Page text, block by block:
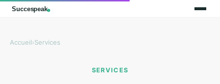
Accueil›Services
SERVICES